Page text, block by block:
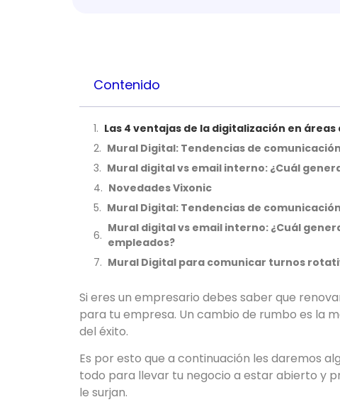
Contenido
Las 4 ventajas de la digitalización en áreas
Mural Digital: Tendencias de
Mural digital vs email interno: ¿Cuál
Novedades Vixonic
Mural Digital: Tendencias de
Mural digital vs email interno: ¿Cuál
empleados?
Mural Digital para comunicar turnos
Si eres un empresario debes saber que
para tu empresa. Un cambio de rumbo es la
del éxito.
Es por esto que a continuación les daremos
todo para llevar tu negocio a estar abierto y
le surjan.